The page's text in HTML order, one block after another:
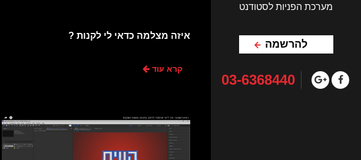
מערכת הפניות לסטודנט
להרשמה
03-6368440
איזה מצלמה כדאי לי לקנות ?
קרא עוד